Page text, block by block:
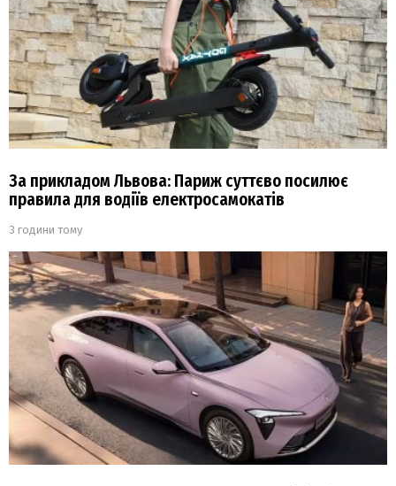
За прикладом Львова: Париж суттєво посилює
правила для водіїв електросамокатів
3 години тому